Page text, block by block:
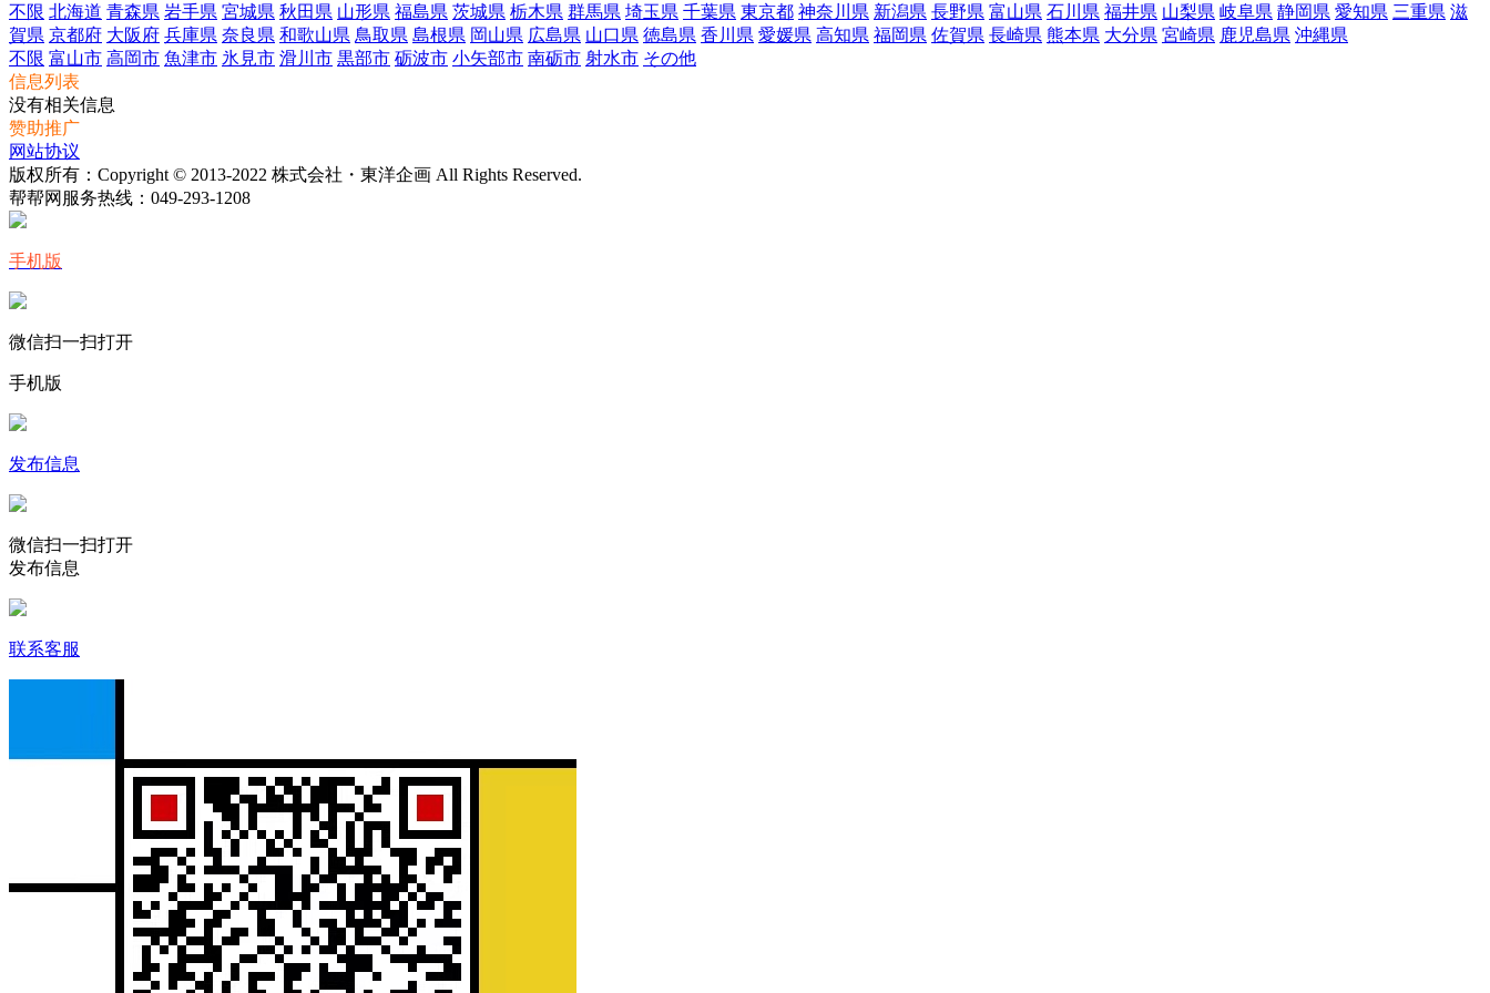
不限 北海道 青森県 岩手県 宮城県 秋田県 山形県 福島県 茨城県 栃木県 群馬県 埼玉県 千葉県 東京都 神奈川県 新潟県 長野県 富山県 石川県 福井県 山梨県 岐阜県 静岡県 愛知県 三重県 滋
賀県 京都府 大阪府 兵庫県 奈良県 和歌山県 鳥取県 島根県 岡山県 広島県 山口県 徳島県 香川県 愛媛県 高知県 福岡県 佐賀県 長崎県 熊本県 大分県 宮崎県 鹿児島県 沖縄県
不限 富山市 高岡市 魚津市 氷見市 滑川市 黒部市 砺波市 小矢部市 南砺市 射水市 その他
信息列表
没有相关信息
赞助推广
网站协议
版权所有：Copyright © 2013-2022 株式会社・東洋企画 All Rights Reserved.
帮帮网服务热线： 049-293-1208
手机版
微信扫一扫打开
手机版
发布信息
微信扫一扫打开
发布信息
联系客服